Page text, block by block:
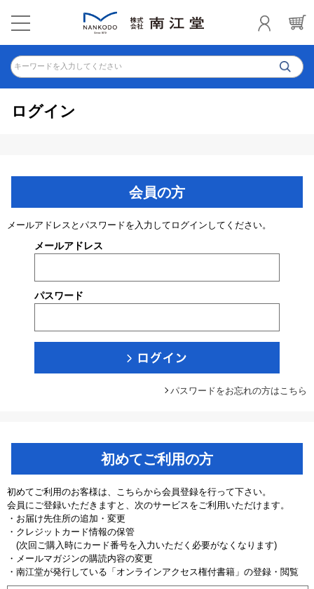
キーワードを入力してください
ログイン
会員の方
メールアドレスとパスワードを入力してログインしてください。
メールアドレス
パスワード
パスワードをお忘れの方はこちら
初めてご利用の方
初めてご利用のお客様は、こちらから会員登録を行って下さい。
会員にご登録いただきますと、次のサービスをご利用いただけます。
・お届け先住所の追加・変更
・クレジットカード情報の保管
(次回ご購入時にカード番号を入力いただく必要がなくなります)
・メールマガジンの購読内容の変更
・南江堂が発行している「オンラインアクセス権付書籍」の登録・閲覧